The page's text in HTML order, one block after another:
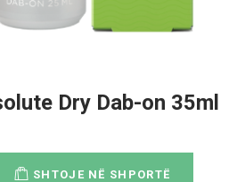
Dry Dab-on 35ml
SHTOJE NË SHPORTË